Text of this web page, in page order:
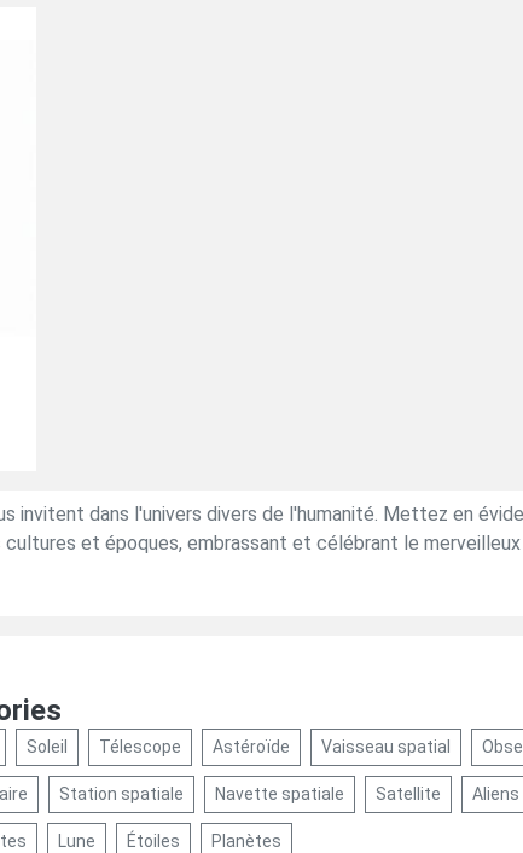
invitent dans l'univers divers de l'humanité. Mettez en
et époques, embrassant et célébrant le
Soleil Télescope Astéroïde Vaisseau spatial
Station spatiale Navette spatiale Satellite Aliens
Lune Étoiles Planètes